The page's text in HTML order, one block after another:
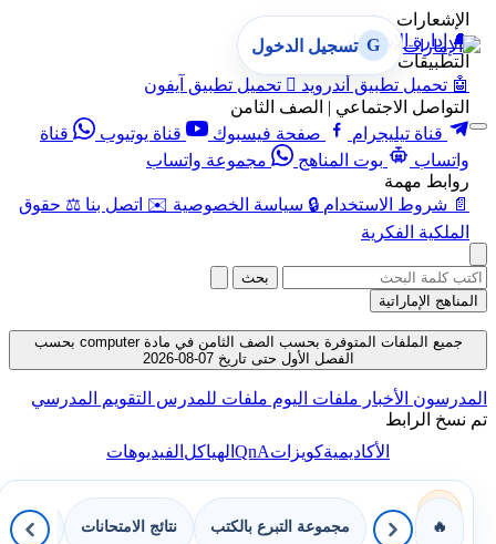
الإشعارات
🔔 إدارة الإشعارات
التطبيقات
🤖 تحميل تطبيق أندرويد  تحميل تطبيق آيفون
التواصل الاجتماعي | الصف الثامن
قناة تيليجرام
صفحة فيسبوك قناة يوتيوب
قناة
واتساب
بوت المناهج
مجموعة واتساب
روابط مهمة
📄 شروط الاستخدام 🔒 سياسة الخصوصية ✉️ اتصل بنا ⚖️ حقوق
الملكية الفكرية
G تسجيل الدخول
بحث
المناهج الإماراتية
جميع الملفات المتوفرة بحسب الصف الثامن في مادة computer بحسب
الفصل الأول حتى تاريخ 07-08-2026
المدرسون الأخبار ملفات اليوم ملفات للمدرس التقويم المدرسي
تم نسخ الرابط
الأكاديميةكويزاتQnAالهياكلالفيديوهات
🔥 مجموعة التبرع بالكتب نتائج الامتحانات